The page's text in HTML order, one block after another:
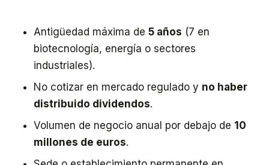
Antigüedad máxima de 5 años (7 en
biotecnología, energía o sectores
industriales).
No cotizar en mercado regulado y no haber
distribuido dividendos.
Volumen de negocio anual por debajo de 10
millones de euros.